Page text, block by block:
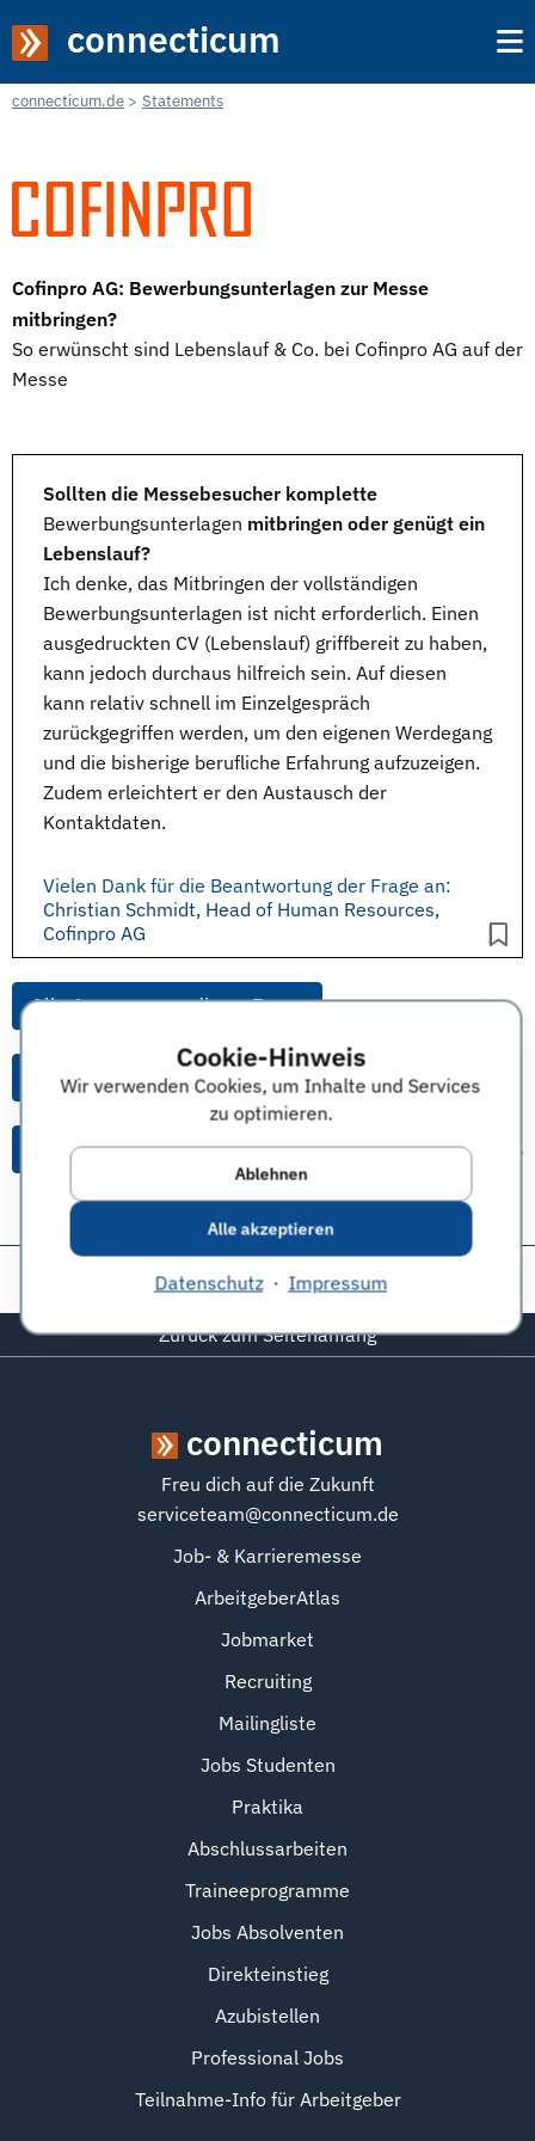
Cookie-Hinweis
Wir verwenden Cookies, um Inhalte und Services
zu optimieren.
Ablehnen
Alle akzeptieren
Datenschutz· Impressum
connecticum
connecticum.de Statements
Cofinpro AG: Bewerbungsunterlagen zur Messe
mitbringen?
So erwünscht sind Lebenslauf & Co. bei Cofinpro AG auf der
Messe
Sollten die Messebesucher komplette
Bewerbungsunterlagen mitbringen oder genügt ein
Lebenslauf?
Ich denke, das Mitbringen der vollständigen
Bewerbungsunterlagen ist nicht erforderlich. Einen
ausgedruckten CV (Lebenslauf) griffbereit zu haben,
kann jedoch durchaus hilfreich sein. Auf diesen
kann relativ schnell im Einzelgespräch
zurückgegriffen werden, um den eigenen Werdegang
und die bisherige berufliche Erfahrung aufzuzeigen.
Zudem erleichtert er den Austausch der
Kontaktdaten.
Vielen Dank für die Beantwortung der Frage an:
Christian Schmidt, Head of Human Resources,
Cofinpro AG
Alle Anworten zu dieser Frage
Alle Anworten von diesem Unternehmen
Alle Themen & Expertentipps
Diese Seite teilen:
Zurück zum Seitenanfang
connecticum
Freu dich auf die Zukunft
serviceteam@connecticum.de
Job- & Karrieremesse
ArbeitgeberAtlas
Jobmarket
Recruiting
Mailingliste
Jobs Studenten
Praktika
Abschlussarbeiten
Traineeprogramme
Jobs Absolventen
Direkteinstieg
Azubistellen
Professional Jobs
Teilnahme-Info für Arbeitgeber